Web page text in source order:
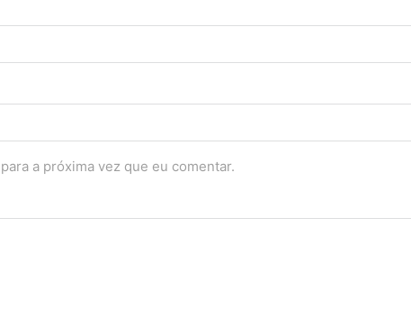
a próxima vez que eu comentar.